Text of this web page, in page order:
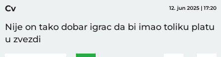
Cv 12. jun 2025 | 17:20
Nije on tako dobar igrac da bi imao toliku platu
u zvezdi